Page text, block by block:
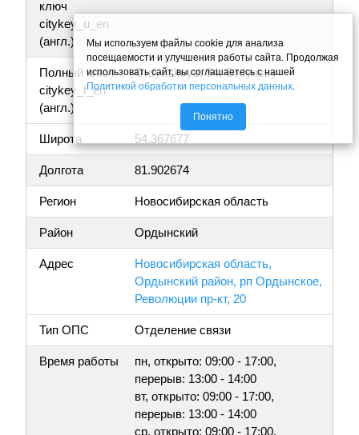
ключ
citykey_u_en
(англ.)
Полный ключ
citykey_f_en
(англ.)
Ordynskoye, 54, Ordynsky
Широта 54.367677
Долгота 81.902674
Регион Новосибирская область
Район Ордынский
Адрес
Новосибирская область,
Ордынский район, рп Ордынское,
Революции пр-кт, 20
Тип ОПС Отделение связи
Время работы
пн, открыто: 09:00 - 17:00,
перерыв: 13:00 - 14:00
вт, открыто: 09:00 - 17:00,
перерыв: 13:00 - 14:00
ср, открыто: 09:00 - 17:00,
Мы используем файлы cookie для анализа
посещаемости и улучшения работы сайта. Продолжая
использовать сайт, вы соглашаетесь с нашей
Политикой обработки персональных данных
Понятно